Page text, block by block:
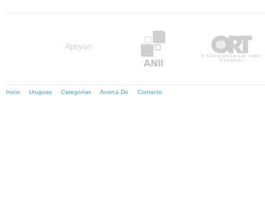
Apoyan:
Inicio Uruguay Categorías Acerca De Contacto